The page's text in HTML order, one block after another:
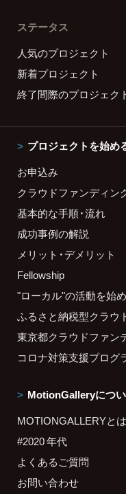
ステータス
人気のプロジェクト
新着プロジェクト
終了間際のプロジェク
プロジェクトを始め
お申込み
クラウドファンディン
基本的な手順・流れ
成功事例の解説
メリット・デメリット
Fellowship
"ローカル"の活動を始
ふるさと納税型クラウ
東京都クラウドファン
コロナ対策支援プログ
MotionGalleryにつ
MOTIONGALLERYとは
#2020 年代
よくあるご質問
お問い合わせ